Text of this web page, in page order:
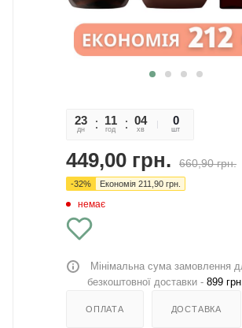
23
дн
11
год
04
хв
52
сек
0
шт
449,00 грн. 660,90грн.
-32% Економія 211,90 грн.
немає
Мінімальна сума замовлення
безкоштовної доставки - 899 грн.
ОПЛАТА ДОСТАВКА